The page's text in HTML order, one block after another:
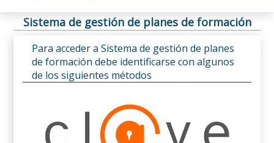
Sistema de gestión de planes de formación
Para acceder a Sistema de gestión de planes
de formación debe identificarse con algunos
de los siguientes métodos